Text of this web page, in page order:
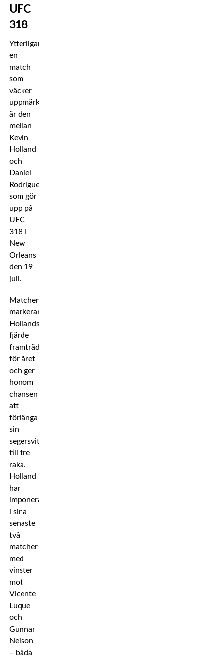
UFC
318
Ytterligare
en
match
som
väcker
uppmärksamhet
är den
mellan
Kevin
Holland
och
Daniel
Rodriguez,
som gör
upp på
UFC
318 i
New
Orleans
den 19
juli.
Matchen
markerar
Hollands
fjärde
framträdande
för året
och ger
honom
chansen
att
förlänga
sin
segersvit
till tre
raka.
Holland
har
imponerat
i sina
senaste
två
matcher
med
vinster
mot
Vicente
Luque
och
Gunnar
Nelson
– båda